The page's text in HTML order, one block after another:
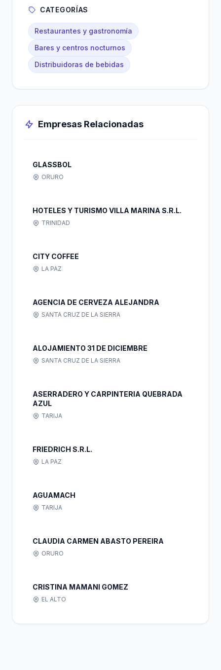
CATEGORÍAS
Restaurantes y gastronomía
Bares y centros nocturnos
Distribuidoras de bebidas
Empresas Relacionadas
GLASSBOL
ORURO
HOTELES Y TURISMO VILLA MARINA S.R.L.
TRINIDAD
CITY COFFEE
LA PAZ
AGENCIA DE CERVEZA ALEJANDRA
SANTA CRUZ DE LA SIERRA
ALOJAMIENTO 31 DE DICIEMBRE
SANTA CRUZ DE LA SIERRA
ASERRADERO Y CARPINTERIA QUEBRADA
AZUL
TARIJA
FRIEDRICH S.R.L.
LA PAZ
AGUAMACH
TARIJA
CLAUDIA CARMEN ABASTO PEREIRA
ORURO
CRISTINA MAMANI GOMEZ
EL ALTO